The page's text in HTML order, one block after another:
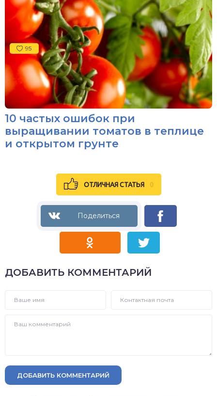
95
10 частых ошибок при
выращивании томатов в теплице
и открытом грунте
ОТЛИЧНАЯ СТАТЬЯ 0
ДОБАВИТЬ КОММЕНТАРИЙ
ДОБАВИТЬ КОММЕНТАРИЙ